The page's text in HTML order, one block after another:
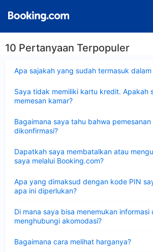
10 Pertanyaan Terpopuler
Apa sajakah yang sudah termasuk
Saya tidak memiliki kartu kredit. Apakah
memesan kamar?
Bagaimana saya tahu bahwa
dikonfirmasi?
Dapatkah saya membatalkan atau
saya melalui Booking.com?
Apa yang dimaksud dengan kode PIN
apa ini diperlukan?
Di mana saya bisa menemukan informasi
menghubungi akomodasi?
Bagaimana cara melihat harganya?